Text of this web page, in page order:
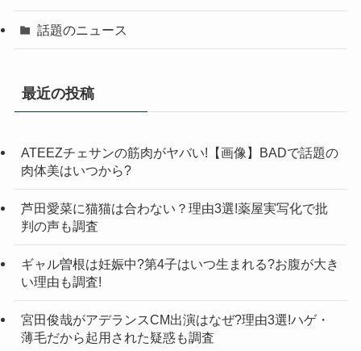
話題のニュース
最近の投稿
ATEEZチェサンの筋肉がヤバい!【画像】BADで話題の
肉体美はいつから?
芦田愛菜に猫猫は合わない？理由3選!薬屋実写化で批
判の声も調査
ギャル曽根は妊娠中?第4子はいつ生まれる?お腹が大き
い理由も調査!
宮田俊哉がアデランスCM出演はなぜ?理由3選!ハゲ・
薄毛だから起用された疑惑も調査